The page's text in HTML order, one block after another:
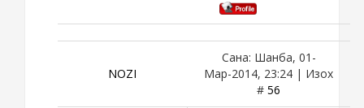
NOZI
Сана: Шанба, 01-
Мар-2014, 23:24 | Изох
# 56